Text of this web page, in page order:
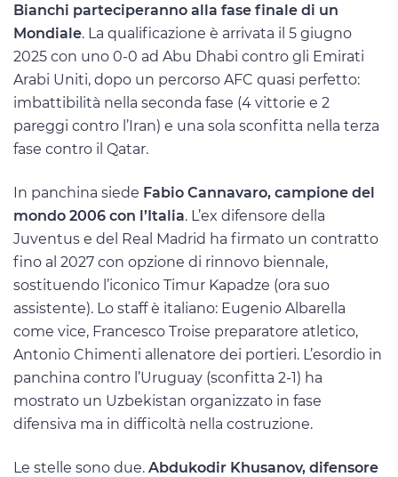
Bianchi parteciperanno alla fase finale di un
Mondiale. La qualificazione è arrivata il 5 giugno
2025 con uno 0-0 ad Abu Dhabi contro gli Emirati
Arabi Uniti, dopo un percorso AFC quasi perfetto:
imbattibilità nella seconda fase (4 vittorie e 2
pareggi contro l’Iran) e una sola sconfitta nella terza
fase contro il Qatar.
In panchina siede Fabio Cannavaro, campione del
mondo 2006 con l’Italia. L’ex difensore della
Juventus e del Real Madrid ha firmato un contratto
fino al 2027 con opzione di rinnovo biennale,
sostituendo l’iconico Timur Kapadze (ora suo
assistente). Lo staff è italiano: Eugenio Albarella
come vice, Francesco Troise preparatore atletico,
Antonio Chimenti allenatore dei portieri. L’esordio in
panchina contro l’Uruguay (sconfitta 2-1) ha
mostrato un Uzbekistan organizzato in fase
difensiva ma in difficoltà nella costruzione.
Le stelle sono due. Abdukodir Khusanov, difensore